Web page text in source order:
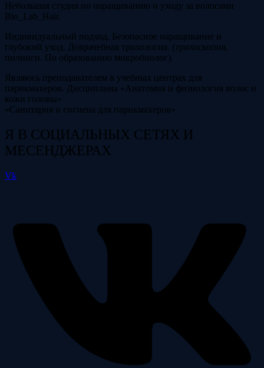
Небольшая студия по наращиванию и уходу за волосами
Bio_Lab_Hair.
Индивидуальный подход. Безопасное наращивание и
глубокий уход. Доврачебная трихология. (трихоскопия,
пилинги. По образованию микробиолог).
Являюсь преподавателем в учебных центрах для
парикмахеров. Дисциплина «Анатомия и физиология волос и
кожи головы»
«Санитария и гигиена для парикмахеров»
Я В СОЦИАЛЬНЫХ СЕТЯХ И
МЕСЕНДЖЕРАХ
Vk